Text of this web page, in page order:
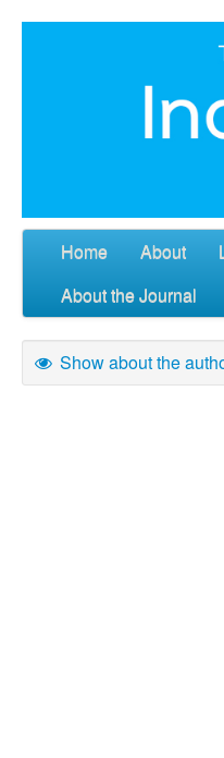
Home About
About the Journal
Show about the